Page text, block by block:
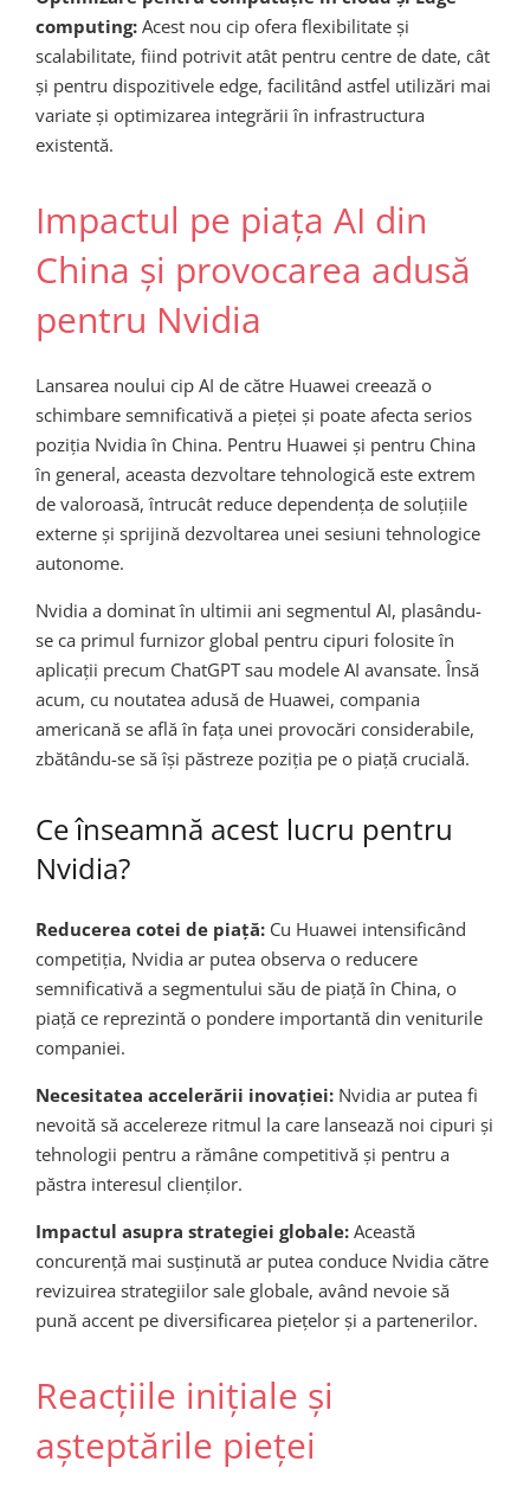
computing: Acest nou cip ofera flexibilitate și
scalabilitate, fiind potrivit atât pentru centre de date, cât
și pentru dispozitivele edge, facilitând astfel utilizări mai
variate și optimizarea integrării în infrastructura
existentă.
Impactul pe piața AI din
China și provocarea adusă
pentru Nvidia
Lansarea noului cip AI de către Huawei creează o
schimbare semnificativă a pieței și poate afecta serios
poziția Nvidia în China. Pentru Huawei și pentru China
în general, aceasta dezvoltare tehnologică este extrem
de valoroasă, întrucât reduce dependența de soluțiile
externe și sprijină dezvoltarea unei sesiuni tehnologice
autonome.
Nvidia a dominat în ultimii ani segmentul AI, plasându-
se ca primul furnizor global pentru cipuri folosite în
aplicații precum ChatGPT sau modele AI avansate. Însă
acum, cu noutatea adusă de Huawei, compania
americană se află în fața unei provocări considerabile,
zbătându-se să își păstreze poziția pe o piață crucială.
Ce înseamnă acest lucru pentru
Nvidia?
Reducerea cotei de piață: Cu Huawei intensificând
competiția, Nvidia ar putea observa o reducere
semnificativă a segmentului său de piață în China, o
piață ce reprezintă o pondere importantă din veniturile
companiei.
Necesitatea accelerării inovației: Nvidia ar putea fi
nevoită să accelereze ritmul la care lansează noi cipuri și
tehnologii pentru a rămâne competitivă și pentru a
păstra interesul clienților.
Impactul asupra strategiei globale: Această
concurență mai susținută ar putea conduce Nvidia către
revizuirea strategiilor sale globale, având nevoie să
pună accent pe diversificarea piețelor și a partenerilor.
Reacțiile inițiale și
așteptările pieței